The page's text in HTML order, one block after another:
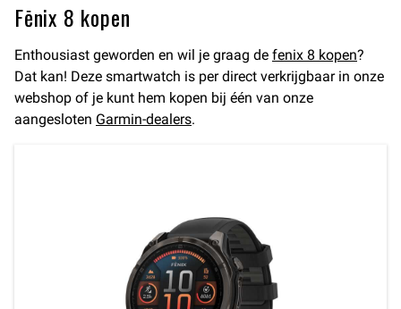
Fēnix 8 kopen
Enthousiast geworden en wil je graag de fenix 8 kopen?
Dat kan! Deze smartwatch is per direct verkrijgbaar in onze
webshop of je kunt hem kopen bij één van onze
aangesloten Garmin-dealers.